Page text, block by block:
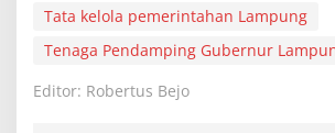
Tata kelola pemerintahan Lampung
Tenaga Pendamping Gubernur
Editor: Robertus Bejo